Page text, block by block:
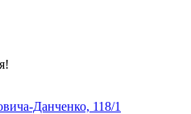
Данченко, 118/1